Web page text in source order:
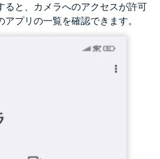
ると、カメラへのアクセスが許可
プリの一覧を確認できます。